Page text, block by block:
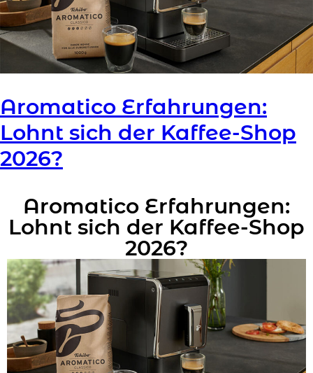
Aromatico Erfahrungen:
Lohnt sich der Kaffee-Shop
2026?
Aromatico Erfahrungen:
Lohnt sich der Kaffee-Shop
2026?